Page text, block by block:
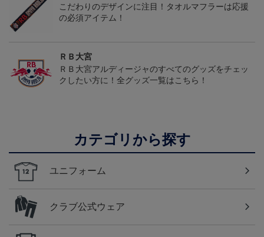
こだわりのデザインに注目！タオルマフラーは応援
の必須アイテム！
ＲＢ大宮
ＲＢ大宮アルディージャのすべてのグッズをチェッ
クしたい方に！全グッズ一覧はこちら！
カテゴリから探す
ユニフォーム
クラブ公式ウェア